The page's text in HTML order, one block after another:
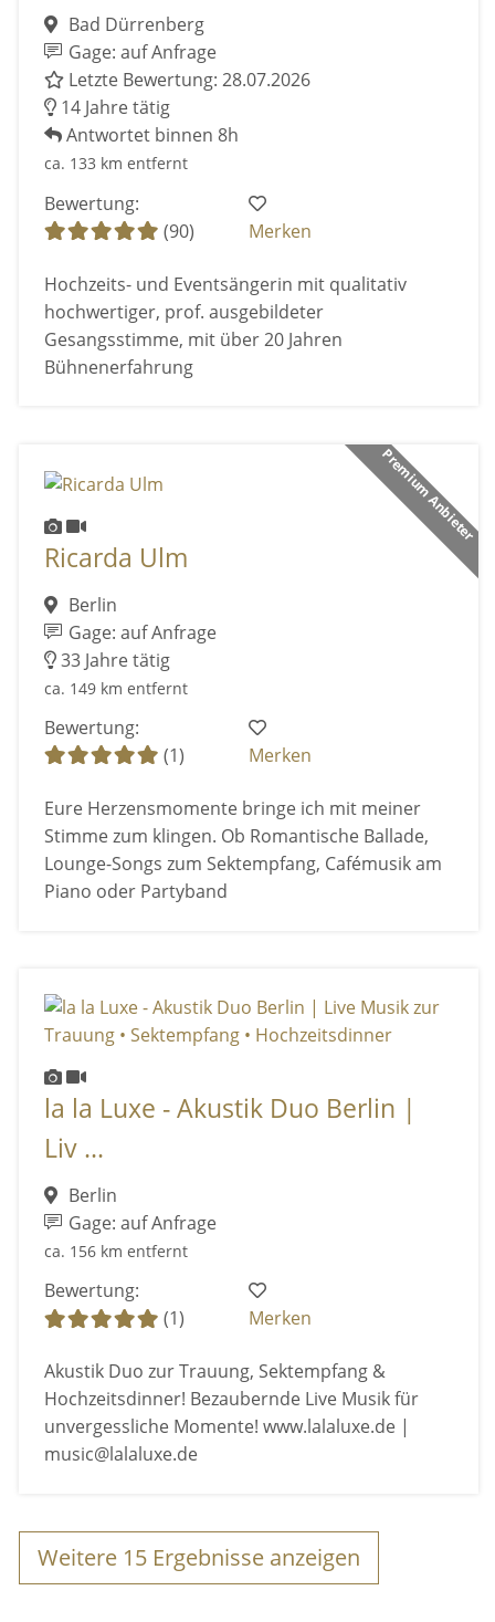
Bad Dürrenberg
Gage: auf Anfrage
Letzte Bewertung: 28.07.2026
14 Jahre tätig
Antwortet binnen 8h
ca. 133 km entfernt
Bewertung:
(90)
Merken
Hochzeits- und Eventsängerin mit qualitativ
hochwertiger, prof. ausgebildeter
Gesangsstimme, mit über 20 Jahren
Bühnenerfahrung
Premium Anbieter
Ricarda Ulm
Berlin
Gage: auf Anfrage
33 Jahre tätig
ca. 149 km entfernt
Bewertung:
(1)
Merken
Eure Herzensmomente bringe ich mit meiner
Stimme zum klingen. Ob Romantische Ballade,
Lounge-Songs zum Sektempfang, Cafémusik am
Piano oder Partyband
la la Luxe - Akustik Duo Berlin |
Liv ...
Berlin
Gage: auf Anfrage
ca. 156 km entfernt
Bewertung:
(1)
Merken
Akustik Duo zur Trauung, Sektempfang &
Hochzeitsdinner! Bezaubernde Live Musik für
unvergessliche Momente! www.lalaluxe.de |
music@lalaluxe.de
Weitere 15 Ergebnisse anzeigen